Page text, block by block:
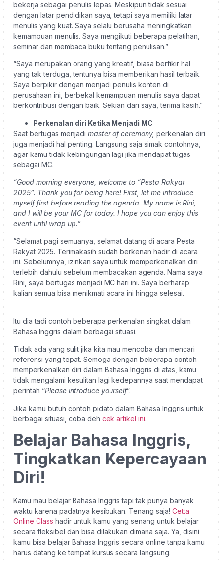
bekerja sebagai penulis lepas. Meskipun tidak sesuai
dengan latar pendidikan saya, tetapi saya memiliki latar
menulis yang kuat. Saya selalu berusaha meningkatkan
kemampuan menulis. Saya mengikuti beberapa pelatihan,
seminar dan membaca buku tentang penulisan.”
“Saya merupakan orang yang kreatif, biasa berfikir hal
yang tak terduga, tentunya bisa memberikan hasil terbaik.
Saya berpikir dengan menjadi penulis konten di
perusahaan ini, berbekal kemampuan menulis saya dapat
berkontribusi dengan baik. Sekian dari saya, terima kasih.”
Perkenalan diri Ketika Menjadi MC
Saat bertugas menjadi master of ceremony, perkenalan diri
juga menjadi hal penting. Langsung saja simak contohnya,
agar kamu tidak kebingungan lagi jika mendapat tugas
sebagai MC.
“Good morning everyone, welcome to “Pesta Rakyat
2025”. Thank you for being here! First, let me introduce
myself first before reading the agenda. My name is Rini,
and I will be your MC for today. I hope you can enjoy this
event until wrap up.”
“Selamat pagi semuanya, selamat datang di acara Pesta
Rakyat 2025. Terimakasih sudah berkenan hadir di acara
ini. Sebelumnya, izinkan saya untuk memperkenalkan diri
terlebih dahulu sebelum membacakan agenda. Nama saya
Rini, saya bertugas menjadi MC hari ini. Saya berharap
kalian semua bisa menikmati acara ini hingga selesai.
Itu dia tadi contoh beberapa perkenalan singkat dalam
Bahasa Inggris dalam berbagai situasi.
Tidak ada yang sulit jika kita mau mencoba dan mencari
referensi yang tepat. Semoga dengan beberapa contoh
memperkenalkan diri dalam Bahasa Inggris di atas, kamu
tidak mengalami kesulitan lagi kedepannya saat mendapat
perintah “Please introduce yourself”.
Jika kamu butuh contoh pidato dalam Bahasa Inggris untuk
berbagai situasi, coba deh cek artikel ini.
Belajar Bahasa Inggris,
Tingkatkan Kepercayaan
Diri!
Kamu mau belajar Bahasa Inggris tapi tak punya banyak
waktu karena padatnya kesibukan. Tenang saja! Cetta
Online Class hadir untuk kamu yang senang untuk belajar
secara fleksibel dan bisa dilakukan dimana saja. Ya, disini
kamu bisa belajar Bahasa Inggris secara online tanpa kamu
harus datang ke tempat kursus secara langsung.